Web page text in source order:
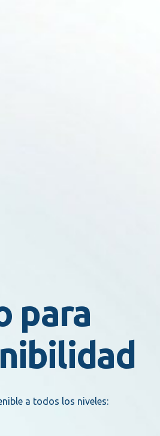
para
a todos los niveles: